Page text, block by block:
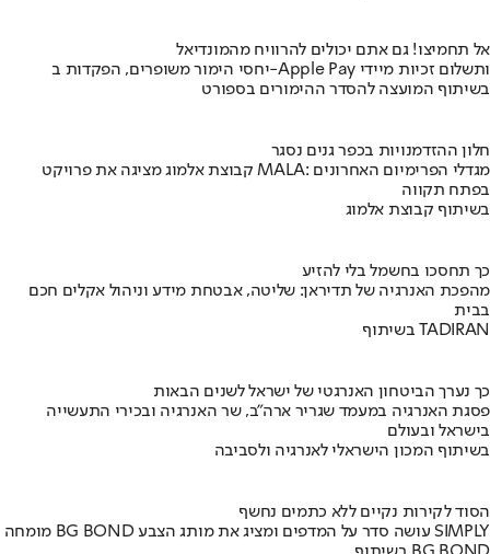
אל תחמיצו! גם אתם יכולים להרוויח מהמונדיאל
יחסי הימור משופרים, הפקדות ב-Apple Pay ותשלום זכיות מיידי
בשיתוף המועצה להסדר ההימורים בספורט
חלון ההזדמנויות בכפר גנים נסגר
קבוצת אלמוג מציגה את פרויקט MALA: מגדלי הפרימיום האחרונים
בפתח תקווה
בשיתוף קבוצת אלמוג
כך תחסכו בחשמל בלי להזיע
מהפכת האנרגיה של תדיראן: שליטה, אבטחת מידע וניהול אקלים חכם
בבית
בשיתוף TADIRAN
כך נערך הביטחון האנרגטי של ישראל לשנים הבאות
פסגת האנרגיה במעמד שגריר ארה"ב, שר האנרגיה ובכירי התעשייה
בישראל ובעולם
בשיתוף המכון הישראלי לאנרגיה ולסביבה
הסוד לקירות נקיים ללא כתמים נחשף
מומחה BG BOND עושה סדר על המדפים ומציג את מותג הצבע SIMPLY